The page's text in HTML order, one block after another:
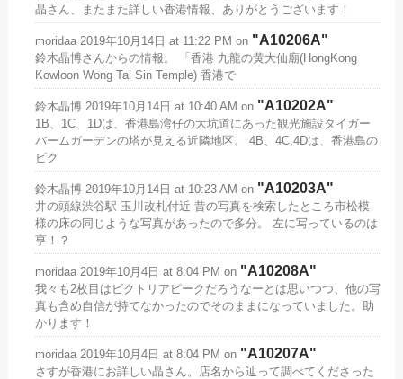
晶さん、またまた詳しい香港情報、ありがとうございます！
moridaa 2019年10月14日 at 11:22 PM on A10206A
鈴木晶博さんからの情報。 「香港 九龍の黄大仙廟(HongKong
Kowloon Wong Tai Sin Temple) 香港で
鈴木晶博 2019年10月14日 at 10:40 AM on A10202A
1B、1C、1Dは、香港島湾仔の大坑道にあった観光施設タイガー
バームガーデンの塔が見える近隣地区。 4B、4C,4Dは、香港島の
ビク
鈴木晶博 2019年10月14日 at 10:23 AM on A10203A
井の頭線渋谷駅 玉川改札付近 昔の写真を検索したところ市松模
様の床の同じような写真があったので多分。 左に写っているのは
亨！？
moridaa 2019年10月4日 at 8:04 PM on A10208A
我々も2枚目はビクトリアピークだろうなーとは思いつつ、他の写
真も含め自信が持てなかったのでそのままになっていました。助
かります！
moridaa 2019年10月4日 at 8:04 PM on A10207A
さすが香港にお詳しい晶さん。店名から辿って調べてくださった